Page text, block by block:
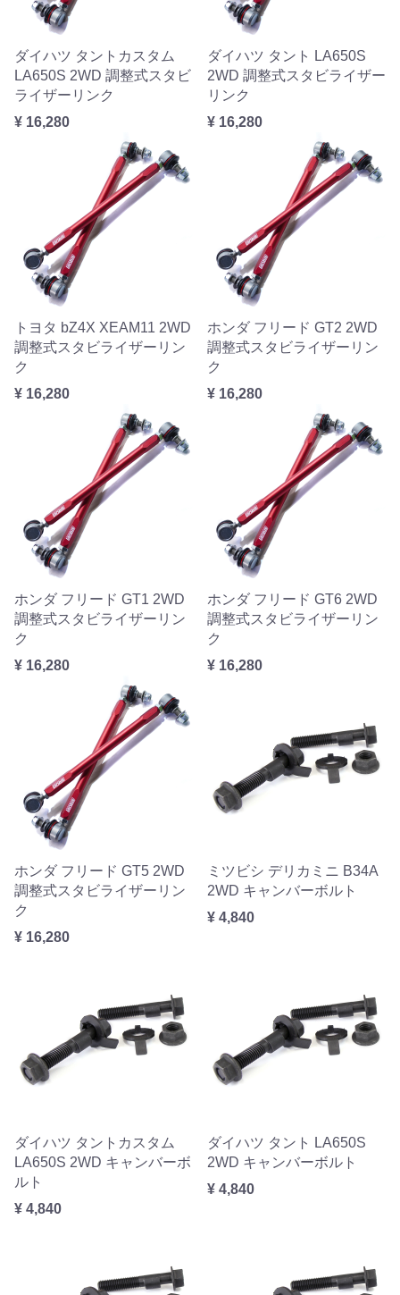
ダイハツ タントカスタム
LA650S 2WD 調整式スタビ
ライザーリンク
¥ 16,280
ダイハツ タント LA650S
2WD 調整式スタビライザー
リンク
¥ 16,280
トヨタ bZ4X XEAM11 2WD
調整式スタビライザーリン
ク
¥ 16,280
ホンダ フリード GT2 2WD
調整式スタビライザーリン
ク
¥ 16,280
ホンダ フリード GT1 2WD
調整式スタビライザーリン
ク
¥ 16,280
ホンダ フリード GT6 2WD
調整式スタビライザーリン
ク
¥ 16,280
ホンダ フリード GT5 2WD
調整式スタビライザーリン
ク
¥ 16,280
ミツビシ デリカミニ B34A
2WD キャンバーボルト
¥ 4,840
ダイハツ タントカスタム
LA650S 2WD キャンバーボ
ルト
¥ 4,840
ダイハツ タント LA650S
2WD キャンバーボルト
¥ 4,840